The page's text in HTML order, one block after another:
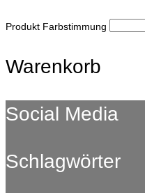
Produkt Farbstimmung
Warenkorb
Social Media
Schlagwörter